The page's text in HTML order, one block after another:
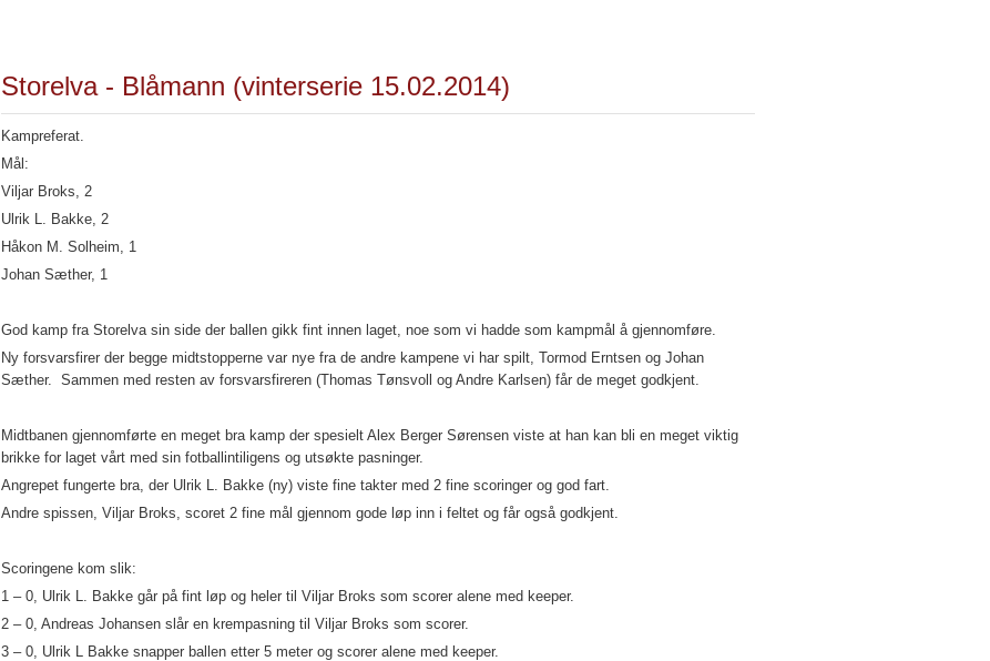
Storelva - Blåmann (vinterserie 15.02.2014)
Kampreferat.
Mål:
Viljar Broks, 2
Ulrik L. Bakke, 2
Håkon M. Solheim, 1
Johan Sæther, 1
God kamp fra Storelva sin side der ballen gikk fint innen laget, noe som vi hadde som kampmål å gjennomføre.
Ny forsvarsfirer der begge midtstopperne var nye fra de andre kampene vi har spilt, Tormod Erntsen og Johan
Sæther. Sammen med resten av forsvarsfireren (Thomas Tønsvoll og Andre Karlsen) får de meget godkjent.
Midtbanen gjennomførte en meget bra kamp der spesielt Alex Berger Sørensen viste at han kan bli en meget viktig
brikke for laget vårt med sin fotballintiligens og utsøkte pasninger.
Angrepet fungerte bra, der Ulrik L. Bakke (ny) viste fine takter med 2 fine scoringer og god fart.
Andre spissen, Viljar Broks, scoret 2 fine mål gjennom gode løp inn i feltet og får også godkjent.
Scoringene kom slik:
1 – 0, Ulrik L. Bakke går på fint løp og heler til Viljar Broks som scorer alene med keeper.
2 – 0, Andreas Johansen slår en krempasning til Viljar Broks som scorer.
3 – 0, Ulrik L Bakke snapper ballen etter 5 meter og scorer alene med keeper.